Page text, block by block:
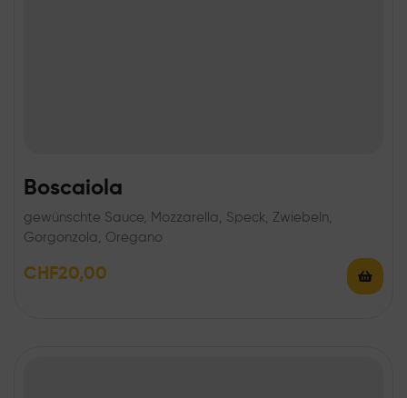
Boscaiola
gewünschte Sauce, Mozzarella, Speck, Zwiebeln,
Gorgonzola, Oregano
CHF20,00